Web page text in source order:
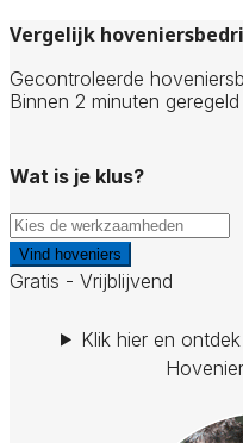
Vergelijk
Gecontroleerde
Binnen 2 minuten geregeld
Wat is je klus?
Vind hoveniers
Gratis - Vrijblijvend
Klik hier en